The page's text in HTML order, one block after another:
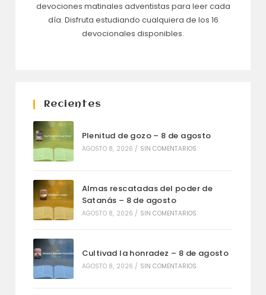
devociones matinales adventistas para leer cada
día. Disfruta estudiando cualquiera de los 16
devocionales disponibles.
Recientes
Plenitud de gozo – 8 de agosto
AGOSTO 8, 2026 / SIN COMENTARIOS
Almas rescatadas del poder de
Satanás – 8 de agosto
AGOSTO 8, 2026 / SIN COMENTARIOS
Cultivad la honradez – 8 de agosto
AGOSTO 8, 2026 / SIN COMENTARIOS